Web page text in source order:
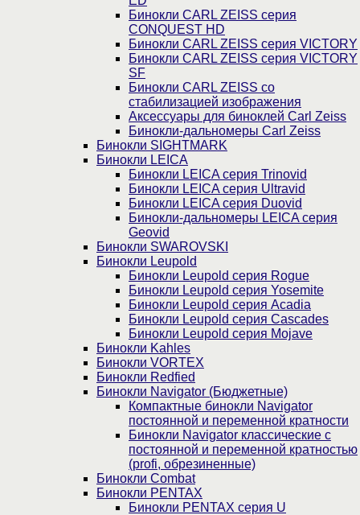
Бинокли CARL ZEISS серия
CONQUEST HD
Бинокли CARL ZEISS серия VICTORY
Бинокли CARL ZEISS серия VICTORY
SF
Бинокли CARL ZEISS со
стабилизацией изображения
Аксессуары для биноклей Carl Zeiss
Бинокли-дальномеры Carl Zeiss
Бинокли SIGHTMARK
Бинокли LEICA
Бинокли LEICA серия Trinovid
Бинокли LEICA серия Ultravid
Бинокли LEICA серия Duovid
Бинокли-дальномеры LEICA серия
Geovid
Бинокли SWAROVSKI
Бинокли Leupold
Бинокли Leupold серия Rogue
Бинокли Leupold серия Yosemite
Бинокли Leupold серия Acadia
Бинокли Leupold серия Cascades
Бинокли Leupold серия Mojave
Бинокли Kahles
Бинокли VORTEX
Бинокли Redfied
Бинокли Navigator (Бюджетные)
Компактные бинокли Navigator
постоянной и переменной кратности
Бинокли Navigator классические с
постоянной и переменной кратностью
(profi, обрезиненные)
Бинокли Combat
Бинокли PENTAX
Бинокли PENTAX серия U